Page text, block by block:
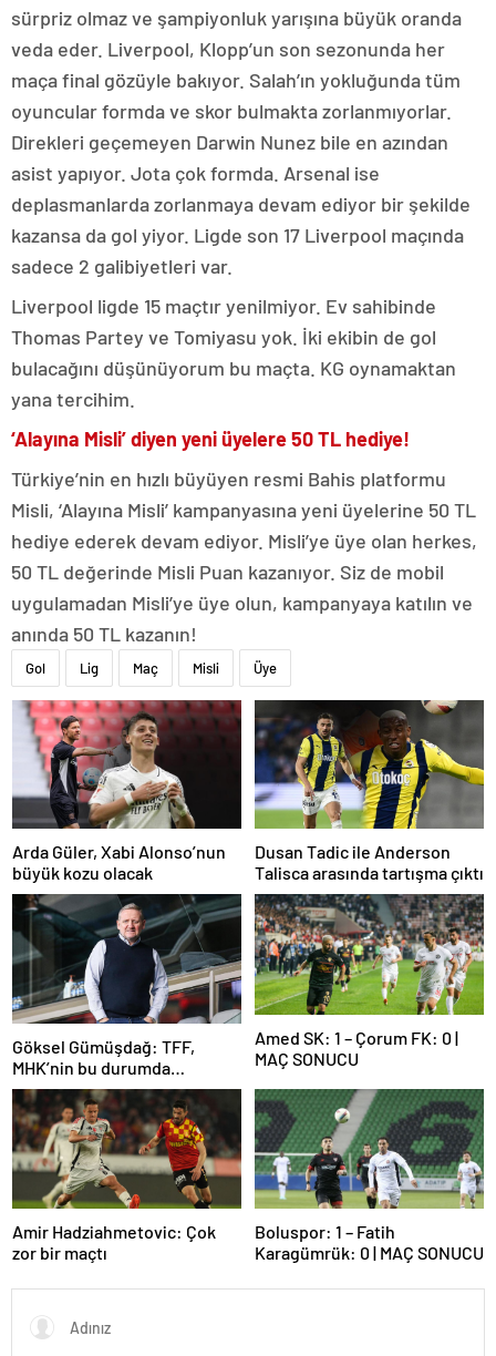
sürpriz olmaz ve şampiyonluk yarışına büyük oranda
veda eder. Liverpool, Klopp’un son sezonunda her
maça final gözüyle bakıyor. Salah’ın yokluğunda tüm
oyuncular formda ve skor bulmakta zorlanmıyorlar.
Direkleri geçemeyen Darwin Nunez bile en azından
asist yapıyor. Jota çok formda. Arsenal ise
deplasmanlarda zorlanmaya devam ediyor bir şekilde
kazansa da gol yiyor. Ligde son 17 Liverpool maçında
sadece 2 galibiyetleri var.
Liverpool ligde 15 maçtır yenilmiyor. Ev sahibinde
Thomas Partey ve Tomiyasu yok. İki ekibin de gol
bulacağını düşünüyorum bu maçta. KG oynamaktan
yana tercihim.
‘Alayına Misli’ diyen yeni üyelere 50 TL hediye!
Türkiye’nin en hızlı büyüyen resmi Bahis platformu
Misli, ‘Alayına Misli’ kampanyasına yeni üyelerine 50 TL
hediye ederek devam ediyor. Misli’ye üye olan herkes,
50 TL değerinde Misli Puan kazanıyor. Siz de mobil
uygulamadan Misli’ye üye olun, kampanyaya katılın ve
anında 50 TL kazanın!
Gol Lig Maç Misli Üye
Arda Güler, Xabi Alonso’nun
büyük kozu olacak
Dusan Tadic ile Anderson
Talisca arasında tartışma çıktı
Göksel Gümüşdağ: TFF,
MHK’nin bu durumda
olmasının sorumlusudur
Amed SK: 1 – Çorum FK: 0 |
MAÇ SONUCU
Amir Hadziahmetovic: Çok
zor bir maçtı
Boluspor: 1 – Fatih
Karagümrük: 0 | MAÇ SONUCU